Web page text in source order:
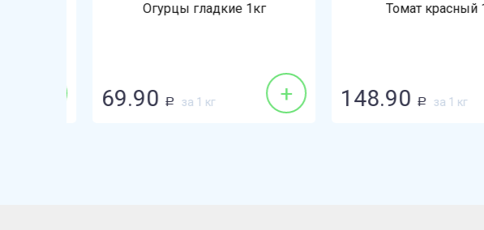
Огурцы гладкие 1кг
69.90 Р за 1 кг +
Томат красный 1кг
148.90 Р за 1 кг